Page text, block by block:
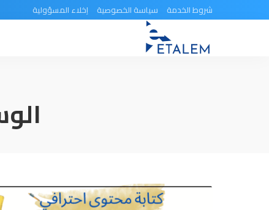
شروط الخدمة سياسة الخصوصية إخلاء المسؤولية